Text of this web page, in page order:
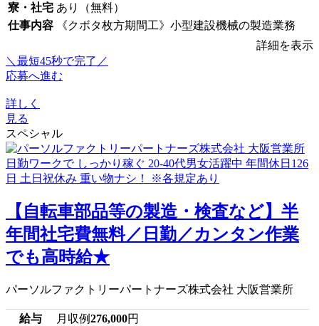
寮・社宅 あり（無料）
仕事内容
《クボタ枚方期間工》小型建設機械の製造業務
詳細を表示
＼最短45秒で完了／
応募へ進む
詳しく
見る
スペシャル
【自転車部品等の製造・検査など】半
年間社宅費無料／日勤／カンタン作業
でも高時給★
パーソルファクトリーパートナーズ株式会社 大阪営業所
給与 月収例276,000円